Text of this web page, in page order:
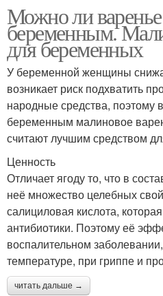
Можно ли
беременным.
для беременных
У беременной женщины
возникает риск подхватить
народные средства, поэтому
беременным малиновое
считают лучшим средством
Ценность
Отличает ягоду то, что в
неё множество целебных
салициловая кислота,
антибиотики. Поэтому её
воспалительном
температуре, при гриппе и
читать дальше →